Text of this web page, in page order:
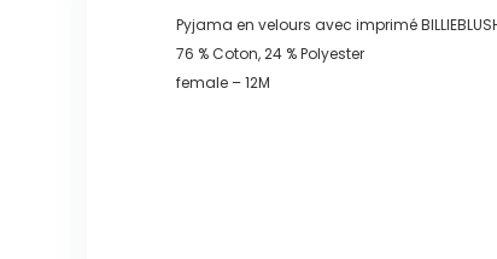
Pyjama en velours avec imprimé BILLIEBLUSH
76 % Coton, 24 % Polyester
female – 12M